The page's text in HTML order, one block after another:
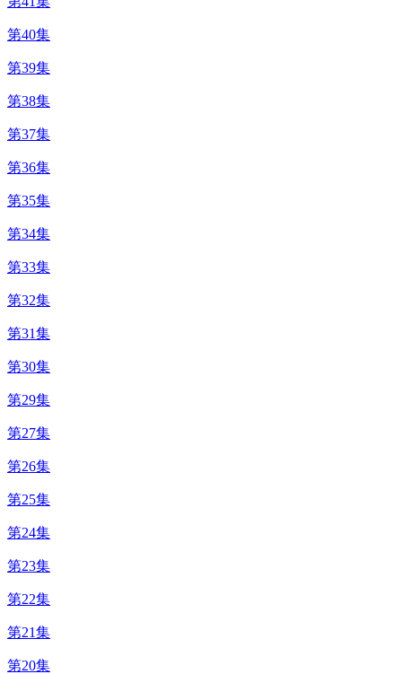
第40集
第39集
第38集
第37集
第36集
第35集
第34集
第33集
第32集
第31集
第30集
第29集
第27集
第26集
第25集
第24集
第23集
第22集
第21集
第20集